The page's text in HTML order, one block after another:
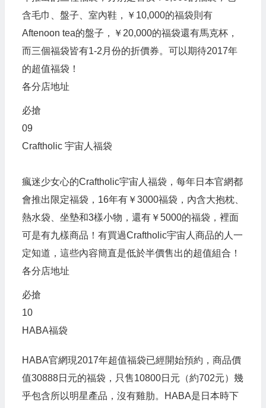
含毛巾、盤子、室內鞋，￥10,000的福袋則有
Aftenoon tea的盤子，￥20,000的福袋還有馬克杯，
而三個福袋皆有1-2月份的折價券。可以期待2017年
的超值福袋！
各分店地址
必搶
09
Craftholic 宇宙人福袋
瘋迷少女心的Craftholic宇宙人福袋，每年日本官網都
會推出限定福袋，16年有￥3000福袋，內含大抱枕、
熱水袋、坐墊和3樣小物，還有￥5000的福袋，裡面
可是有九樣商品！有買過Craftholic宇宙人商品的人一
定知道，這些內容簡直是低於半價售出的超值組合！
各分店地址
必搶
10
HABA福袋
HABA官網現2017年超值福袋已經開始預約，商品價
值30888日元的福袋，只售10800日元（約702元）幾
乎包含所以明星產品，沒有雞肋。HABA是日本時下